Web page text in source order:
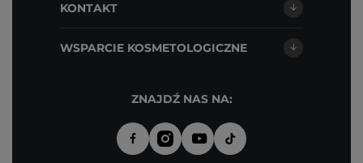
KONTAKT
WSPARCIE KOSMETOLOGICZNE
ZNAJDŹ NAS NA: